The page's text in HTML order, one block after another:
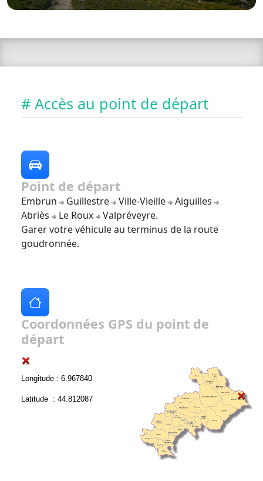
# Accès au point de départ
Point de départ
Embrun Guillestre Ville-Vieille
Aiguilles
Abriès
Le Roux
Valpréveyre.
Garer votre véhicule au terminus de la route
goudronnée.
Coordonnées GPS du point de
départ
Longitude : 6.967840
Latitude : 44.812087